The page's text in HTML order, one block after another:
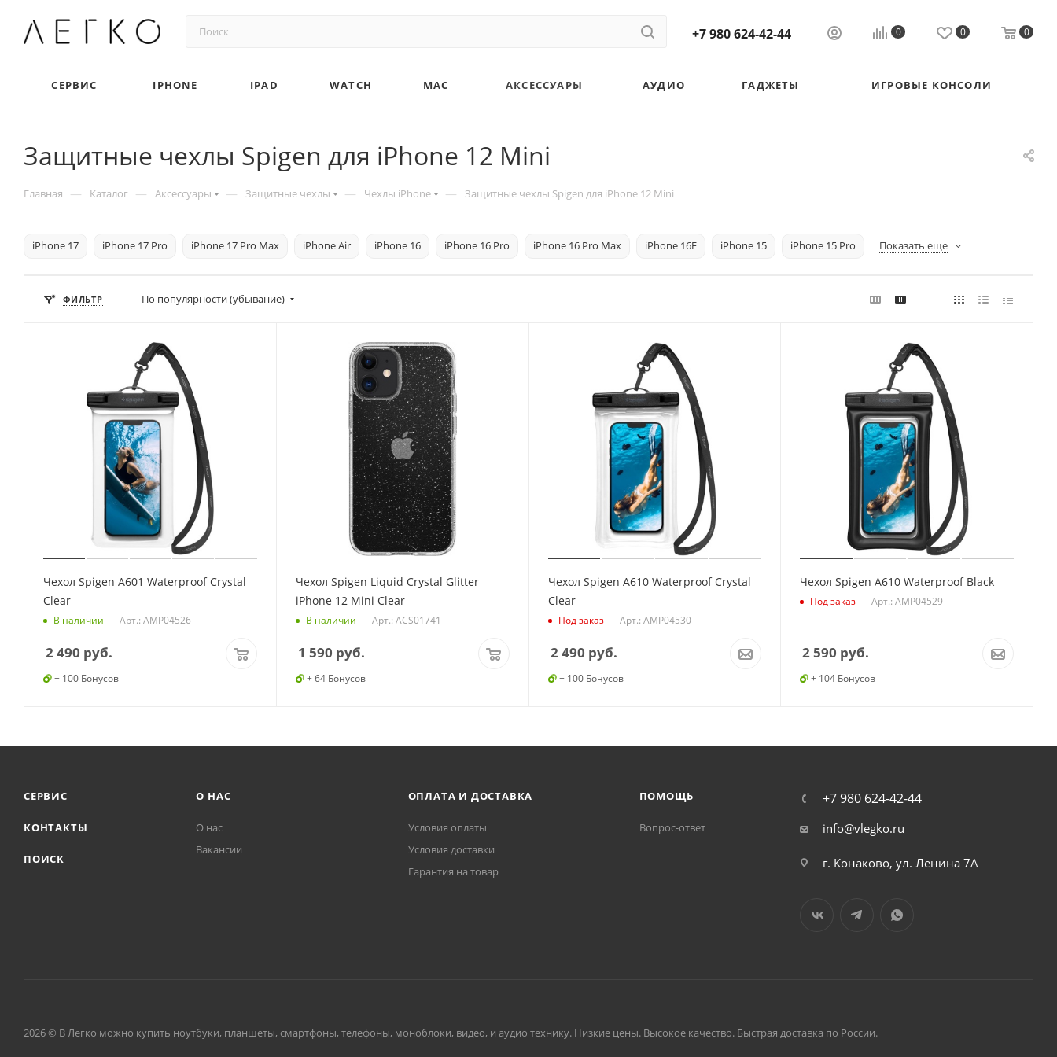
+7 980 624-42-44 0 0 0
СЕРВИС IPHONE IPAD WATCH MAC АКСЕССУАРЫ АУДИО ГАДЖЕТЫ ИГРОВЫЕ КОНСОЛИ
Защитные чехлы Spigen для iPhone 12 Mini
Главная — Каталог — Аксессуары — Защитные чехлы — Чехлы iPhone — Защитные чехлы Spigen для iPhone 12 Mini
iPhone 17 iPhone 17 Pro iPhone 17 Pro Max iPhone Air iPhone 16 iPhone 16 Pro iPhone 16 Pro Max iPhone 16E iPhone 15 iPhone 15 Pro Показать еще
ФИЛЬТР По популярности (убывание)
Чехол Spigen A601 Waterproof Crystal
Clear
В наличии Арт.: AMP04526
2 490 руб.
+ 100 Бонусов
Чехол Spigen Liquid Crystal Glitter
iPhone 12 Mini Clear
В наличии Арт.: ACS01741
1 590 руб.
+ 64 Бонусов
Чехол Spigen A610 Waterproof Crystal
Clear
Под заказ Арт.: AMP04530
2 490 руб.
+ 100 Бонусов
Чехол Spigen A610 Waterproof Black
Под заказ Арт.: AMP04529
2 590 руб.
+ 104 Бонусов
СЕРВИС
КОНТАКТЫ
ПОИСК
О НАС
О нас
Вакансии
ОПЛАТА И ДОСТАВКА
Условия оплаты
Условия доставки
Гарантия на товар
ПОМОЩЬ
Вопрос-ответ
+7 980 624-42-44
info@vlegko.ru
г. Конаково, ул. Ленина 7А
2026 © В Легко можно купить ноутбуки, планшеты, смартфоны, телефоны, моноблоки, видео, и аудио технику. Низкие цены. Высокое качество. Быстрая доставка по России.